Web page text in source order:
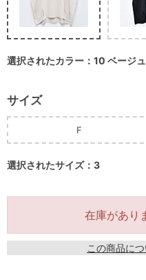
選択されたカラー：10 ベージュ
サイズ
F
選択されたサイズ：3
在庫があり
この商品に